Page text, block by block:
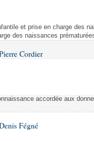
et prise en charge des
des naissances
Cordier
accordée aux
Fégné